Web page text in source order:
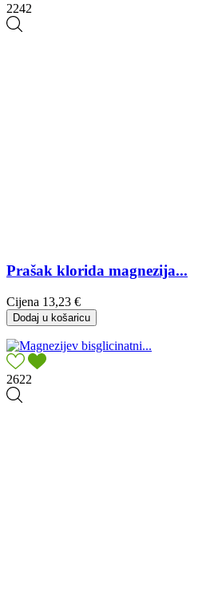
2242
Prašak klorida magnezija...
Cijena 13,23 €
Dodaj u košaricu
2622